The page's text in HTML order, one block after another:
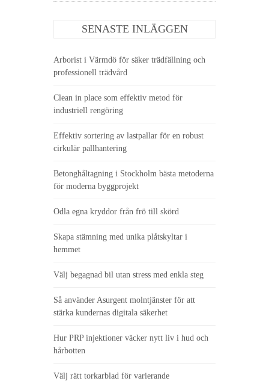
SENASTE INLÄGGEN
Arborist i Värmdö för säker trädfällning och
professionell trädvård
Clean in place som effektiv metod för
industriell rengöring
Effektiv sortering av lastpallar för en robust
cirkulär pallhantering
Betonghåltagning i Stockholm bästa metoderna
för moderna byggprojekt
Odla egna kryddor från frö till skörd
Skapa stämning med unika plåtskyltar i
hemmet
Välj begagnad bil utan stress med enkla steg
Så använder Asurgent molntjänster för att
stärka kundernas digitala säkerhet
Hur PRP injektioner väcker nytt liv i hud och
hårbotten
Välj rätt torkarblad för varierande